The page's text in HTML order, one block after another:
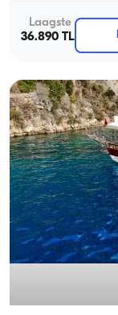
Laagste
36.890 TL